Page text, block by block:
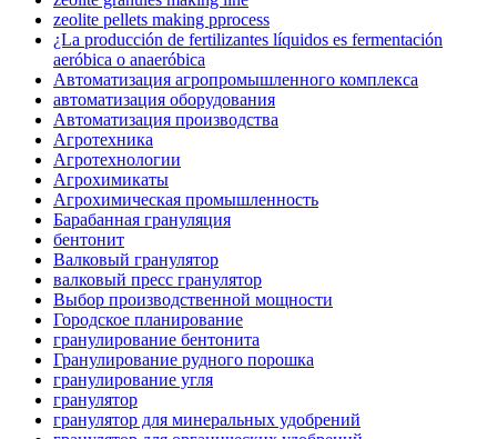
zeolite pellets making pprocess
¿La producción de fertilizantes líquidos es fermentación
aeróbica o anaeróbica
Автоматизация агропромышленного комплекса
автоматизация оборудования
Автоматизация производства
Агротехника
Агротехнологии
Агрохимикаты
Агрохимическая промышленность
Барабанная грануляция
бентонит
Валковый гранулятор
валковый пресс гранулятор
Выбор производственной мощности
Городское планирование
гранулирование бентонита
Гранулирование рудного порошка
гранулирование угля
гранулятор
гранулятор для минеральных удобрений